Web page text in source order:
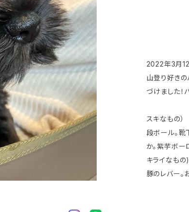
2022年3月
山登り好きの
づけました！
スキなもの）
段ボール。靴
か。紫芋ボー
キライなもの)
豚のレバー。